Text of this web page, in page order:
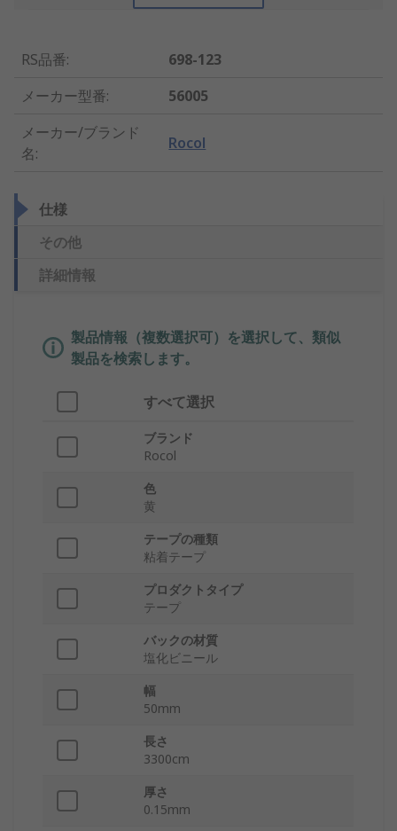
RS品番:
698-123
メーカー型番:
56005
メーカー/ブランド
名:
Rocol
仕様
その他
詳細情報
製品情報（複数選択可）を選択して、類似
製品を検索します。
すべて選択
ブランド
Rocol
色
黄
テープの種類
粘着テープ
プロダクトタイプ
テープ
バックの材質
塩化ビニール
幅
50mm
長さ
3300cm
厚さ
0.15mm